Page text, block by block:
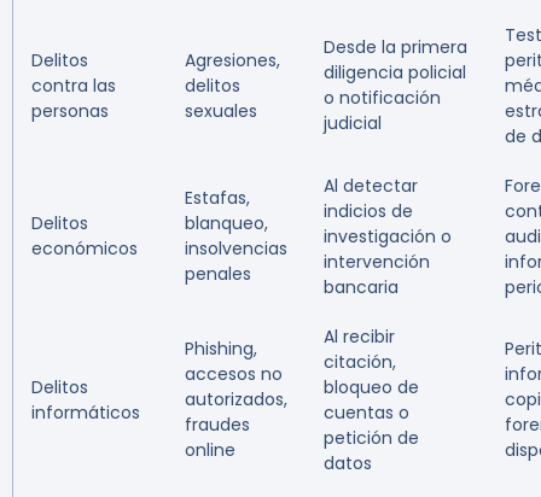
Delitos
contra las
personas
Agresiones,
delitos
sexuales
Desde la primera
diligencia policial
o notificación
judicial
de
Delitos
económicos
Estafas,
blanqueo,
insolvencias
penales
Al detectar
indicios de
investigación o
intervención
bancaria
Delitos
informáticos
Phishing,
accesos no
autorizados,
fraudes
online
Al recibir
citación,
bloqueo de
cuentas o
petición de
datos